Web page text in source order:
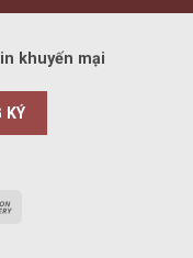
khuyến mại